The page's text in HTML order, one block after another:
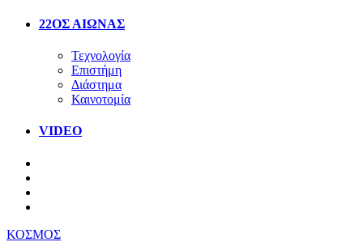
22ΟΣ ΑΙΩΝΑΣ
Τεχνολογία
Επιστήμη
Διάστημα
Καινοτομία
VIDEO
ΚΟΣΜΟΣ